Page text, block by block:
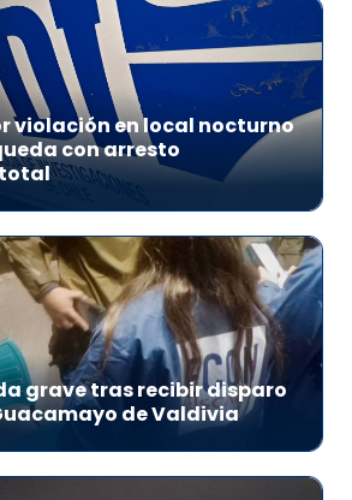
violación en local nocturno
con arresto
grave tras recibir disparo
de Valdivia